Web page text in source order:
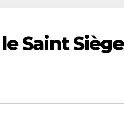
Saint Siège